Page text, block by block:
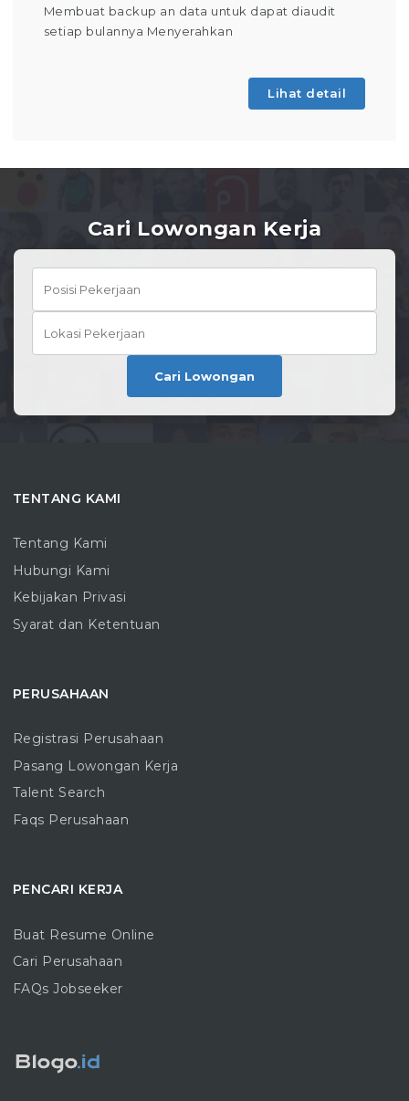
Membuat backup an data untuk dapat diaudit
setiap bulannya Menyerahkan
Lihat detail
Cari Lowongan Kerja
Cari Lowongan
TENTANG KAMI
Tentang Kami
Hubungi Kami
Kebijakan Privasi
Syarat dan Ketentuan
PERUSAHAAN
Registrasi Perusahaan
Pasang Lowongan Kerja
Talent Search
Faqs Perusahaan
PENCARI KERJA
Buat Resume Online
Cari Perusahaan
FAQs Jobseeker